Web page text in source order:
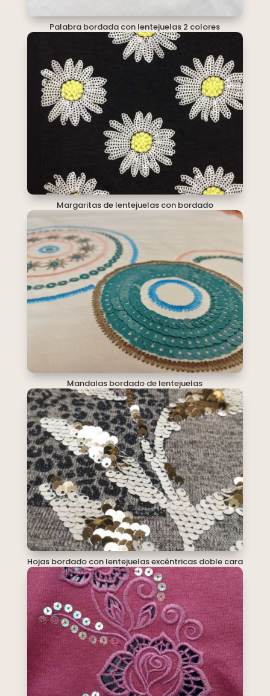
Palabra bordada con lentejuelas 2 colores
Margaritas de lentejuelas con bordado
Mandalas bordado de lentejuelas
Hojas bordado con lentejuelas excéntricas doble cara